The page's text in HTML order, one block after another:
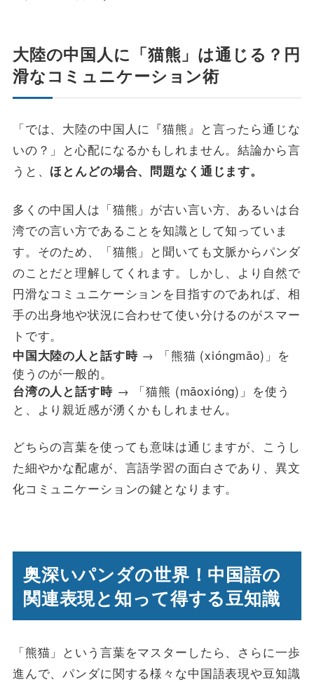
大陸の中国人に「猫熊」は通じる？円
滑なコミュニケーション術
「では、大陸の中国人に『猫熊』と言ったら通じな
いの？」と心配になるかもしれません。結論から言
うと、 ほとんどの場合、問題なく通じます。
多くの中国人は「猫熊」が古い言い方、あるいは台
湾での言い方であることを知識として知っていま
す。そのため、「猫熊」と聞いても文脈からパンダ
のことだと理解してくれます。しかし、より自然で
円滑なコミュニケーションを目指すのであれば、相
手の出身地や状況に合わせて使い分けるのがスマー
トです。
中国大陸の人と話す時→ 「熊猫 (xióngmāo)」を
使うのが一般的。
台湾の人と話す時→ 「猫熊 (māoxióng)」を使う
と、より親近感が湧くかもしれません。
どちらの言葉を使っても意味は通じますが、こうし
た細やかな配慮が、言語学習の面白さであり、異文
化コミュニケーションの鍵となります。
奥深いパンダの世界！中国語の
関連表現と知って得する豆知識
「熊猫」という言葉をマスターしたら、さらに一歩
進んで、パンダに関する様々な中国語表現や豆知識